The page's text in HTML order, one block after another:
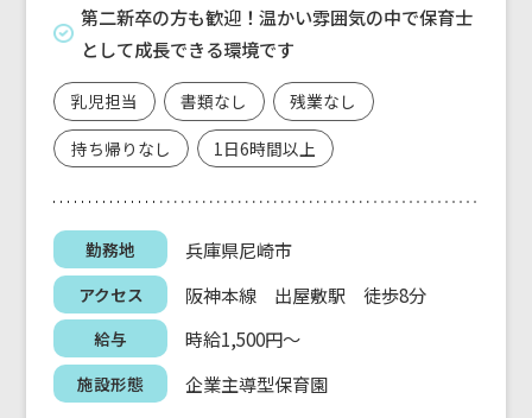
第二新卒の方も歓迎！温かい雰囲気の中で保育士
として成長できる環境です
乳児担当 書類なし
残業なし
持ち帰りなし
1日6時間以上
勤務地 兵庫県尼崎市
アクセス 阪神本線 出屋敷駅 徒歩8分
給与 時給1,500円～
施設形態 企業主導型保育園